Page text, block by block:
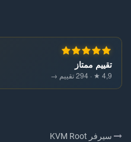
تقييم ممتاز
4,9 ★ · 294 تقييم →
سيرفر KVM Root